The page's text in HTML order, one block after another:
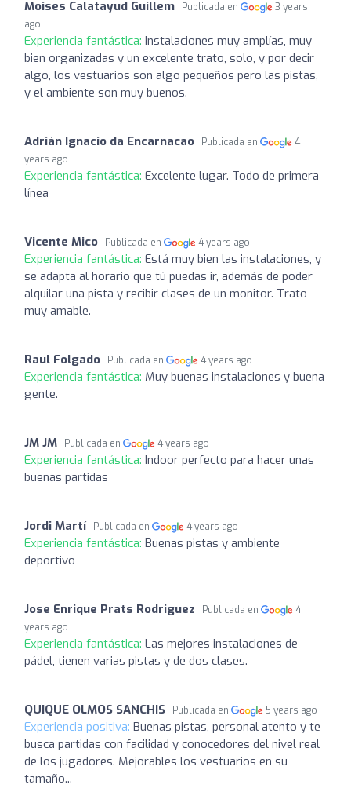
Moises Calatayud Guillem Publicada en
3 years
ago
Experiencia fantástica: Instalaciones muy amplías, muy
bien organizadas y un excelente trato, solo, y por decir
algo, los vestuarios son algo pequeños pero las pistas,
y el ambiente son muy buenos.
Adrián Ignacio da Encarnacao Publicada en
4
years ago
Experiencia fantástica: Excelente lugar. Todo de primera
línea
Vicente Mico Publicada en 4 years ago
Experiencia fantástica: Está muy bien las instalaciones, y
se adapta al horario que tú puedas ir, además de poder
alquilar una pista y recibir clases de un monitor. Trato
muy amable.
Raul Folgado Publicada en 4 years ago
Experiencia fantástica: Muy buenas instalaciones y buena
gente.
JM JM Publicada en 4 years ago
Experiencia fantástica: Indoor perfecto para hacer unas
buenas partidas
Jordi Martí Publicada en 4 years ago
Experiencia fantástica: Buenas pistas y ambiente
deportivo
Jose Enrique Prats Rodriguez Publicada en
4
years ago
Experiencia fantástica: Las mejores instalaciones de
pádel, tienen varias pistas y de dos clases.
QUIQUE OLMOS SANCHIS Publicada en 5 years ago
Experiencia positiva: Buenas pistas, personal atento y te
busca partidas con facilidad y conocedores del nivel real
de los jugadores. Mejorables los vestuarios en su
tamaño...